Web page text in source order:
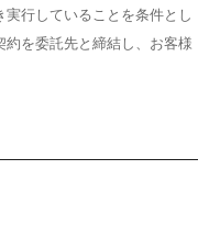
行していることを条件とし
を委託先と締結し、お客様